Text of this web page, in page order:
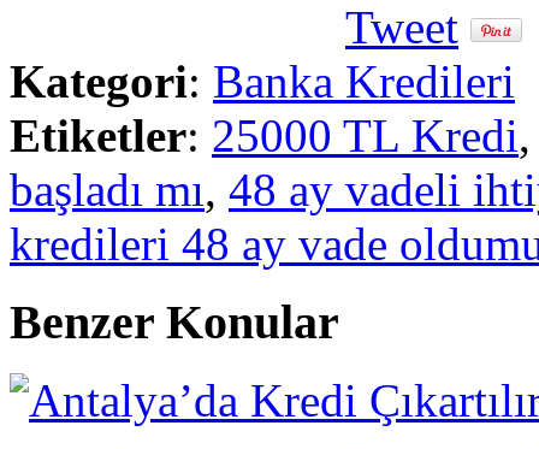
Tweet
Kategori: Banka Kredileri
Etiketler: 25000 TL Kredi
başladı mı, 48 ay vadeli
kredileri 48 ay vade
Benzer Konular